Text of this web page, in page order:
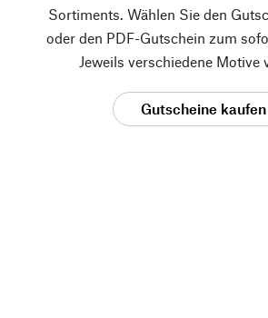
Sortiments. Wählen Sie den
oder den PDF-Gutschein zum
Jeweils verschiedene Motive
Gutscheine kaufen